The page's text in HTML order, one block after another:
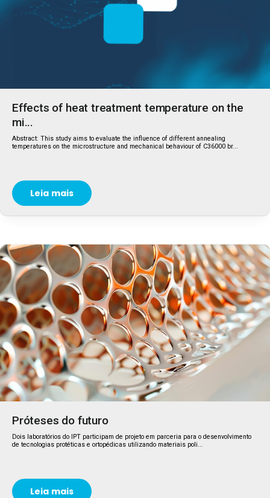
Effects of heat treatment temperature on the
mi...
Abstract: This study aims to evaluate the influence of different annealing
temperatures on the microstructure and mechanical behaviour of C36000 br...
Leia mais
Próteses do futuro
Dois laboratórios do IPT participam de projeto em parceria para o desenvolvimento
de tecnologias protéticas e ortopédicas utilizando materiais poli...
Leia mais